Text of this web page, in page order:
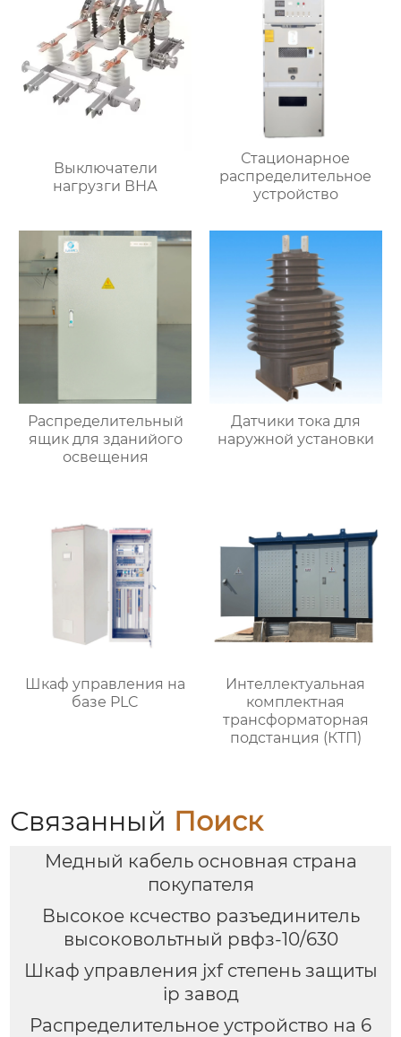
Выключатели
нагрузги ВНА
Стационарное
распределительное
устройство
Распределительный
ящик для зданийого
освещения
Датчики тока для
наружной установки
Шкаф управления на
базе PLC
Интеллектуальная
комплектная
трансформаторная
подстанция (КТП)
Связанный Поиск
Медный кабель основная страна
покупателя
Высокое ксчество разъединитель
высоковольтный рвфз-10/630
Шкаф управления jxf степень защиты
ip завод
Распределительное устройство на 6